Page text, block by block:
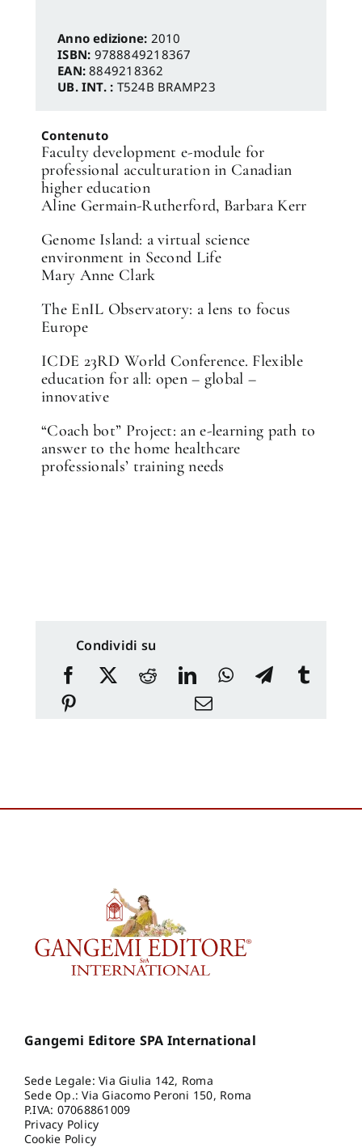
Anno edizione: 2010
ISBN: 9788849218367
EAN:8849218362
UB. INT. : T524B BRAMP23
Contenuto
Faculty development e-module for
professional acculturation in Canadian
higher education
Aline Germain-Rutherford, Barbara Kerr
Genome Island: a virtual science
environment in Second Life
Mary Anne Clark
The EnIL Observatory: a lens to focus
Europe
ICDE 23RD World Conference. Flexible
education for all: open – global –
innovative
“Coach bot” Project: an e-learning path to
answer to the home healthcare
professionals’ training needs
Condividi su
Gangemi Editore SPA International
Sede Legale: Via Giulia 142, Roma
Sede Op.: Via Giacomo Peroni 150, Roma
P.IVA: 07068861009
Privacy Policy
Cookie Policy